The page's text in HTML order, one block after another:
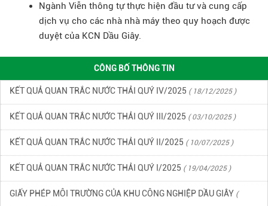
Ngành Viễn thông tự thực hiện đầu tư và cung cấp
dịch vụ cho các nhà nhà máy theo quy hoạch được
duyệt của KCN Dầu Giây.
CÔNG BỐ THÔNG TIN
KẾT QUẢ QUAN TRẮC MÔI TRƯỜNG QUÝ 2 NĂM 2026 ( 15/06/2026
KẾT QUẢ QUAN TRẮC NƯỚC THẢI QUÝ IV/2025 ( 18/12/2025 )
KẾT QUẢ QUAN TRẮC NƯỚC THẢI QUÝ III/2025 ( 03/10/2025 )
KẾT QUẢ QUAN TRẮC NƯỚC THẢI QUÝ II/2025 ( 10/07/2025 )
KẾT QUẢ QUAN TRẮC NƯỚC THẢI QUÝ I/2025 ( 19/04/2025 )
GIẤY PHÉP MÔI TRƯỜNG CỦA KHU CÔNG NGHIỆP DẦU GIÂY (